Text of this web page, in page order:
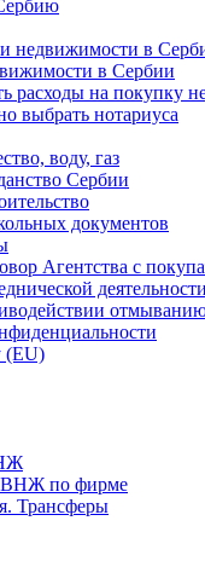
недвижимости в
в Сербии
расходы на покупку
выбрать нотариуса
воду, газ
Сербии
документов
Агентства с
(EU)
по фирме
Трансферы